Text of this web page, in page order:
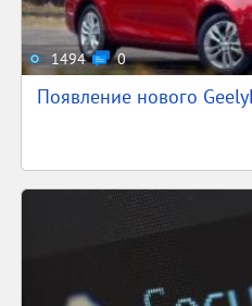
1494 0
Появление нового